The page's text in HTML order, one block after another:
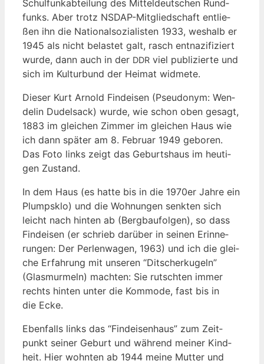
Schul­funk­ab­tei­lung des Mit­tel­deut­schen Rund­
funks. Aber trotz NSDAP-Mit­glied­schaft ent­lie­
ßen ihn die Natio­nal­so­zia­lis­ten 1933, wes­halb er
1945 als nicht belas­tet galt, rasch ent­na­zi­fi­ziert
wur­de, dann auch in der DDR viel publi­zier­te und
sich im Kul­tur­bund der Hei­mat widmete.
Die­ser Kurt Arnold Find­ei­sen (Pseud­onym: Wen­
de­lin Dudel­sack) wur­de, wie schon oben gesagt,
1883 im glei­chen Zim­mer im glei­chen Haus wie
ich dann spä­ter am 8. Febru­ar 1949 gebo­ren.
Das Foto links zeigt das Geburts­haus im heu­ti­
gen Zustand.
In dem Haus (es hat­te bis in die 1970er Jah­re ein
Plumps­klo) und die Woh­nun­gen senk­ten sich
leicht nach hin­ten ab (Berg­bau­fol­gen), so dass
Find­ei­sen (er schrieb dar­über in sei­nen Erin­ne­
run­gen: Der Per­len­wa­gen, 1963) und ich die glei­
che Erfah­rung mit unse­ren “Dit­scher­ku­geln”
(Glas­mur­meln) mach­ten: Sie rutsch­ten immer
rechts hin­ten unter die Kom­mo­de, fast bis in
die Ecke.
Eben­falls links das “Find­ei­sen­haus” zum Zeit­
punkt sei­ner Geburt und wäh­rend mei­ner Kind­
heit. Hier wohn­ten ab 1944 mei­ne Mut­ter und